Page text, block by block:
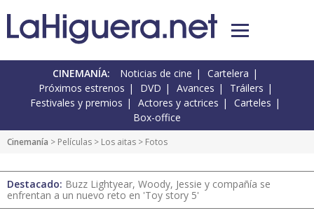
CINEMANÍA: Noticias de cine
Cartelera
Próximos estrenos
DVD Avances
Tráilers
Festivales y premios
Actores y actrices
Carteles
Box-office
Cinemanía > Películas > Los aitas > Fotos
Destacado: Buzz Lightyear, Woody, Jessie y compañía se
enfrentan a un nuevo reto en 'Toy story 5'